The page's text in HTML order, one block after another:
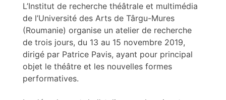
L’Institut de recherche théâtrale et multimédia
de l’Université des Arts de Târgu-Mures
(Roumanie) organise un atelier de recherche
de trois jours, du 13 au 15 novembre 2019,
dirigé par Patrice Pavis, ayant pour principal
objet le théâtre et les nouvelles formes
performatives.